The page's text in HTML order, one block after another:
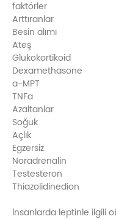
faktörler
Arttıranlar
Besin alımı
Ateş
Glukokortikoid
Dexamethasone
a-MPT
TNFa
Azaltanlar
Soğuk
Açlık
Egzersiz
Noradrenalin
Testesteron
Thiazolidinedion
İnsanlarda leptinle ilgili